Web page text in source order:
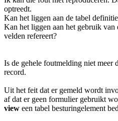
optreedt.
Kan het liggen aan de tabel
Kan het liggen aan het gebruik van
velden refereert?
Is de gehele foutmelding niet meer
record.
Uit het feit dat er gemeld wordt
af dat er geen formulier gebruikt
view een tabel besturingelement